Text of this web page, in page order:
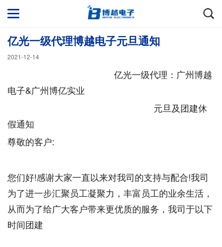
亿光一级代理博越电子元旦通知
2021-12-14
亿光一级代理：广州博越
电子&广州博亿实业
元旦及团建休
假通知
尊敬的客户:
您们好!感谢大家一直以来对我司的支持与配合!我司
为了进一步汇聚员工凝聚力，丰富员工的业余生活，
从而为了给广大客户带来更优质的服务，我司于以下
时间团建